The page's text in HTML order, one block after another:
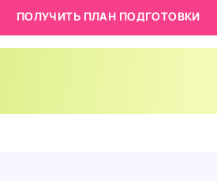
ПОЛУЧИТЬ ПЛАН ПОДГОТОВКИ